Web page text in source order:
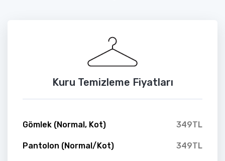
Kuru Temizleme Fiyatları
Gömlek (Normal, Kot) 349TL
Pantolon (Normal/Kot) 349TL